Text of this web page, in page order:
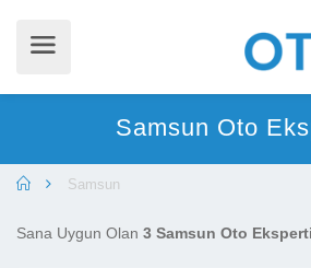
Samsun Oto
Samsun
Sana Uygun Olan 3 Samsun Oto